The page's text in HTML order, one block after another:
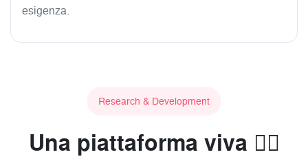
esigenza.
Research & Development
Una piattaforma viva 🐦‍🔥